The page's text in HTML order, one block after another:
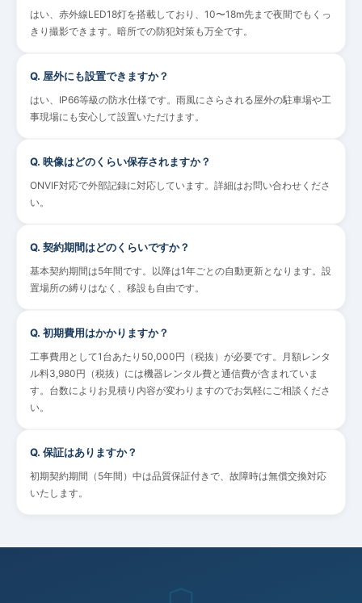
はい、赤外線LED18灯を搭載しており、10〜18m先まで夜間でもくっ
きり撮影できます。暗所での防犯対策も万全です。
Q. 屋外にも設置できますか？
はい、IP66等級の防水仕様です。雨風にさらされる屋外の駐車場や工
事現場にも安心して設置いただけます。
Q. 映像はどのくらい保存されますか？
ONVIF対応で外部記録に対応しています。詳細はお問い合わせくださ
い。
Q. 契約期間はどのくらいですか？
基本契約期間は5年間です。以降は1年ごとの自動更新となります。設
置場所の縛りはなく、移設も自由です。
Q. 初期費用はかかりますか？
工事費用として1台あたり50,000円（税抜）が必要です。月額レンタ
ル料3,980円（税抜）には機器レンタル費と通信費が含まれていま
す。台数によりお見積り内容が変わりますのでお気軽にご相談くださ
い。
Q. 保証はありますか？
初期契約期間（5年間）中は品質保証付きで、故障時は無償交換対応
いたします。